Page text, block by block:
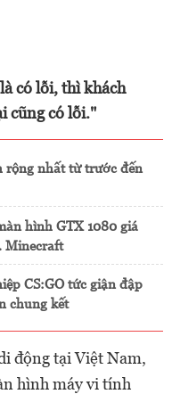
có lỗi, thì khách
cũng có lỗi."
rộng nhất từ trước đến
hình GTX 1080 giá
Minecraft
CS:GO tức giận đập
chung kết
động tại Việt Nam,
hình máy vi tính